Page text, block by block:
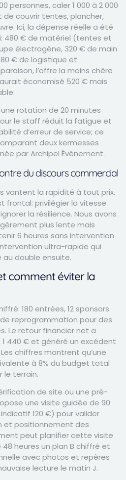
personnes, caler 1 000 à 2 000
couvrir tentes, plancher,
Ici, la dépense réelle a été
480 € de matériel (tentes et
électrogène, 320 € de main
€ de logistique et
l’offre la moins chère
économisé 520 € mais
une rotation de 20 minutes
le staff réduit la fatigue et
d’erreur de service; ce
deux kermesses
par Archipel Événement.
du discours commercial
vantent la rapidité à tout prix.
frontal: privilégier la vitesse
la résilience. Nous avons
plus lente mais
6 heures sans intervention
ultra-rapide qui
au double ensuite.
comment éviter la
180 entrées, 12 sponsors
reprogrammation pour des
Le retour financier net a
440 € et généré un excédent
chiffres montrent qu’une
à 8% du budget total
le terrain.
de site ou une pré-
une visite guidée de 90
120 €) pour valider
et positionnement des
peut planifier cette visite
heures un plan B chiffré et
avec photos et repères
lecture le matin J.